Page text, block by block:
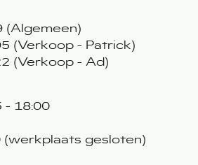
(Algemeen)
(Verkoop - Patrick)
(Verkoop - Ad)
- 18:00
(werkplaats gesloten)